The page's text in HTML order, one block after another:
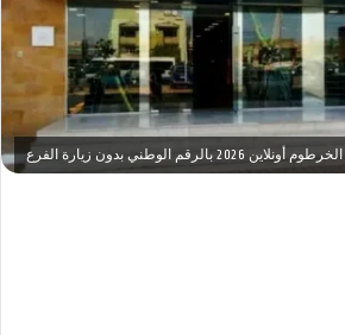
الوطني بدون زيارة الفرع